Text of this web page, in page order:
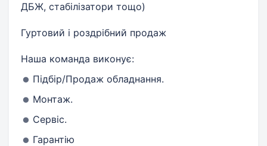
ДБЖ, стабілізатори тощо)
Гуртовий і роздрібний продаж
Наша команда виконує:
Підбір/Продаж обладнання.
Монтаж.
Сервіс.
Гарантію